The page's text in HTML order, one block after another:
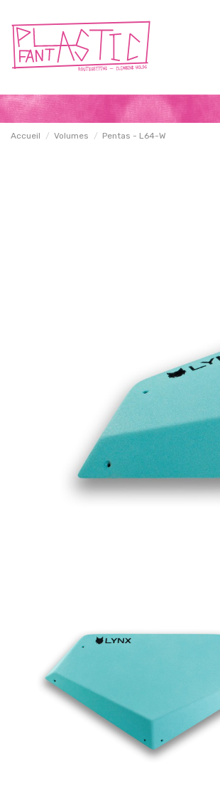
Accueil Volumes Pentas - L64-W